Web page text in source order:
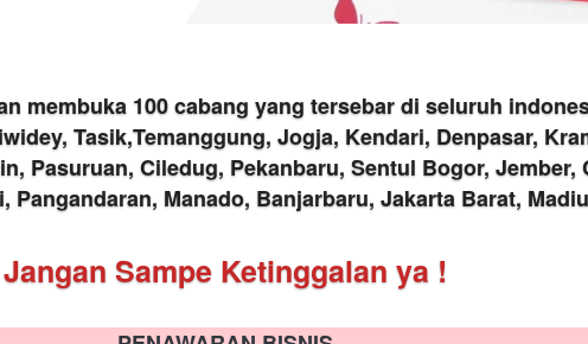
membuka 100 cabang yang tersebar di seluruh
Tasik,Temanggung, Jogja, Kendari, Denpasar,
Pasuruan, Ciledug, Pekanbaru, Sentul Bogor,
Manado, Banjarbaru, Jakarta Barat,
Jangan Sampe Ketinggalan ya !